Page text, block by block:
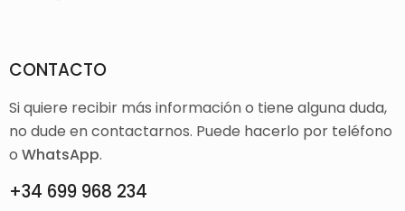
CONTACTO
Si quiere recibir más información o tiene alguna duda,
no dude en contactarnos. Puede hacerlo por teléfono
o WhatsApp.
+34 699 968 234